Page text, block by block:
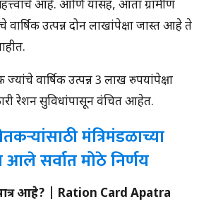
आहे. आणि यासह, आता ग्रामीण
वार्षिक उत्पन्न दोन लाखांपेक्षा जास्त आहे ते
वार्षिक उत्पन्न 3 लाख रुपयांपेक्षा
रेशन सुविधांपासून वंचित आहेत.
मंत्रिमंडळाच्या
सर्वात मोठे निर्णय
आहे? | Ration Card Apatra